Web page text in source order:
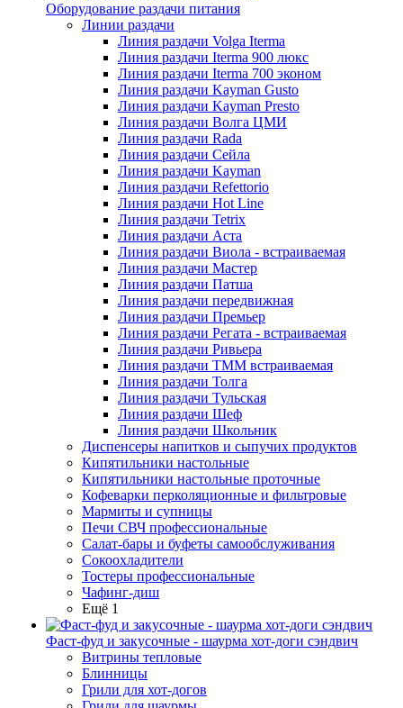
Оборудование раздачи питания
Линии раздачи
Линия раздачи Volga Iterma
Линия раздачи Iterma 900 люкс
Линия раздачи Iterma 700 эконом
Линия раздачи Kayman Gusto
Линия раздачи Kayman Presto
Линия раздачи Волга ЦМИ
Линия раздачи Rada
Линия раздачи Сейла
Линия раздачи Kayman
Линия раздачи Refettorio
Линия раздачи Hot Line
Линия раздачи Tetrix
Линия раздачи Аста
Линия раздачи Виола - встраиваемая
Линия раздачи Мастер
Линия раздачи Патша
Линия раздачи передвижная
Линия раздачи Премьер
Линия раздачи Регата - встраиваемая
Линия раздачи Ривьера
Линия раздачи ТММ встраиваемая
Линия раздачи Толга
Линия раздачи Тульская
Линия раздачи Шеф
Линия раздачи Школьник
Диспенсеры напитков и сыпучих продуктов
Кипятильники настольные
Кипятильники настольные проточные
Кофеварки перколяционные и фильтровые
Мармиты и супницы
Печи СВЧ профессиональные
Салат-бары и буфеты самообслуживания
Сокоохладители
Тостеры профессиональные
Чафинг-диш
Ещё 1
Фаст-фуд и закусочные - шаурма хот-доги сэндвич
Витрины тепловые
Блинницы
Грили для хот-догов